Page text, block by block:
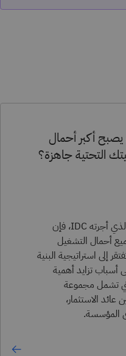
يصبح أكبر أحمال
التحتية جاهزة؟
وفقا لاستطلاع AI View لعام 2026 الذي أجرته IDC، فإن
أحمال التشغيل
إلى استراتيجية البنية
أسباب تزايد أهمية
تشمل مجموعة
عائد الاستثمار،
المؤسسة.